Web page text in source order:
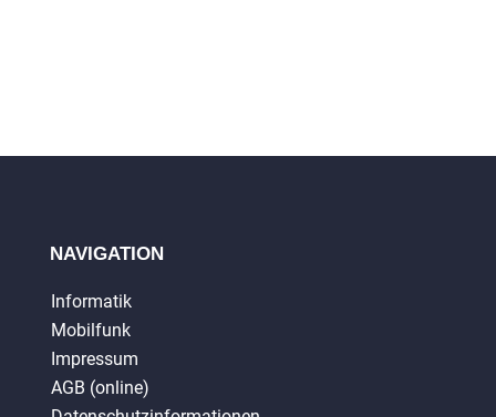
NAVIGATION
Informatik
Mobilfunk
Impressum
AGB (online)